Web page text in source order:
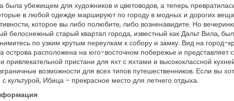
была убежищем для художников и цветоводов, а теперь
в любой одежде маршируют по городу в модных и дорогих
которое вы либо полюбите, либо возненавидите. Но
белоснежный старый квартал города, известный как Дальт Вила,
по узким крутым переулкам к собору и замку. Вид на город-
острова расположена на юго-восточном побережье и
привлекательной пристани для яхт с яхтами и высококлассной
возможности для всех типов путешественников. Если вы
с культурой, Ибица - прекрасное место для летнего отдыха.